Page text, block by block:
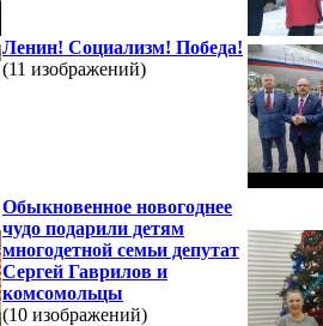
Ленин! Социализм! Победа!
(11 изображений)
Обыкновенное новогоднее
чудо подарили детям
многодетной семьи депутат
Сергей Гаврилов и
комсомольцы
(10 изображений)